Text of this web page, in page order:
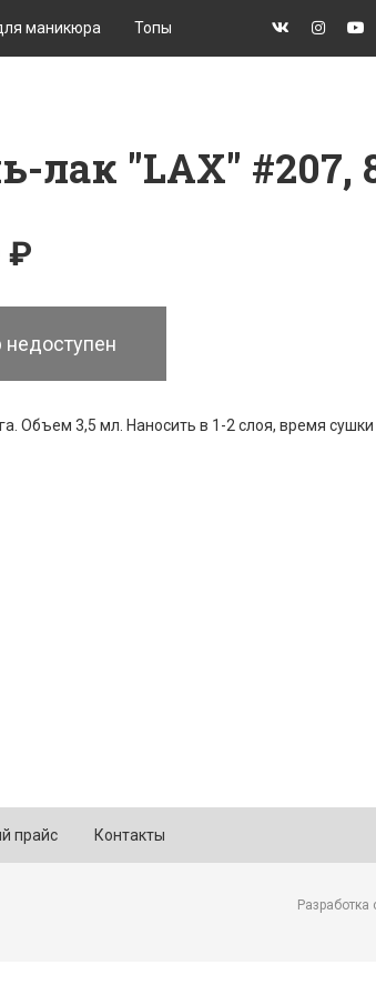
маникюра Топы
лак "LAX" #207,
₽
недоступен
Объем 3,5 мл. Наносить в 1-2 слоя, время сушки
прайс Контакты
Разработка